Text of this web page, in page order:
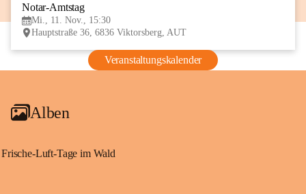
Notar-Amtstag
Mi., 11. Nov., 15:30
Hauptstraße 36, 6836 Viktorsberg, AUT
Veranstaltungskalender
Alben
Frische-Luft-Tage im Wald